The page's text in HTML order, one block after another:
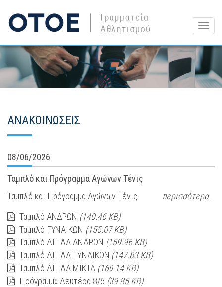
ΑΝΑΚΟΙΝΩΣΕΙΣ
08/06/2026
Ταμπλό και Πρόγραμμα Αγώνων Τένις
Ταμπλό και Πρόγραμμα Αγώνων Τένις
περισσότερα...
Ταμπλό ΑΝΔΡΩΝ (140.46 KB)
Ταμπλό ΓΥΝΑΙΚΩΝ (155.07 KB)
Ταμπλό ΔΙΠΛΑ ΑΝΔΡΩΝ (159.96 KB)
Ταμπλό ΔΙΠΛΑ ΓΥΝΑΙΚΩΝ (147.83 KB)
Ταμπλό ΔΙΠΛΑ ΜΙΚΤΑ (160.14 KB)
Πρόγραμμα Δευτέρα 8/6 (39.85 KB)